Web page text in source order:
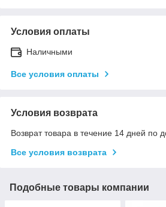
Условия оплаты
Наличными
Все условия оплаты
Условия возврата
Возврат товара в течение 14 дней по
Все условия возврата
Подобные товары компании